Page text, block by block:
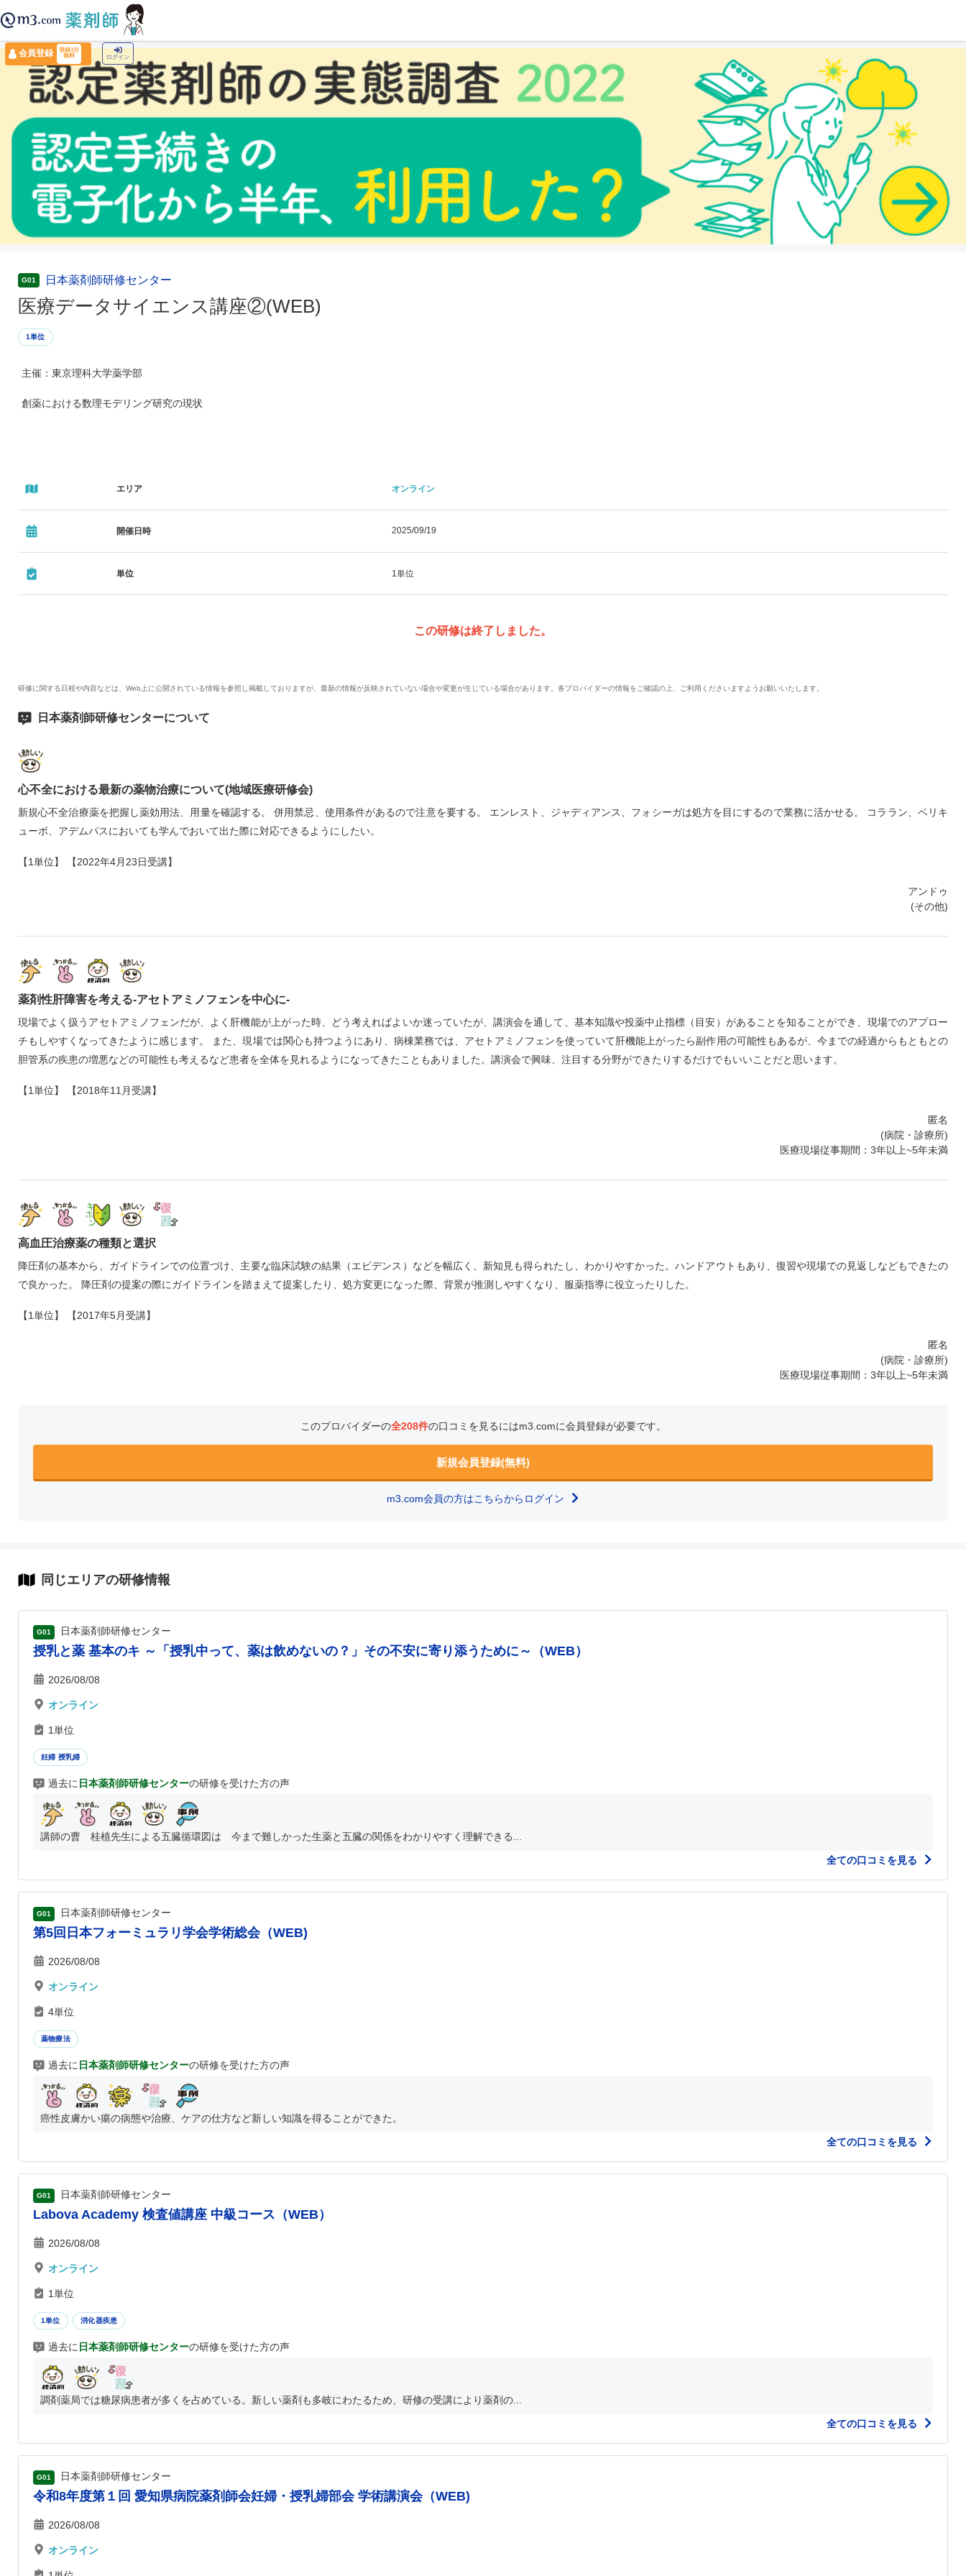
会員登録
登録1分
無料
ログイン
› 医療データサイエンス講座②(WEB)
G01 日本薬剤師研修センター
医療データサイエンス講座②(WEB)
1単位
主催：東京理科大学薬学部
創薬における数理モデリング研究の現状
エリア オンライン
開催日時 2025/09/19
単位 1単位
この研修は終了しました。
研修に関する日程や内容などは、Web上に公開されている情報を参照し掲載しておりますが、最新の情報が反映されていない場合や変更が生じている場合があります。各プロバイダーの情報をご確認の上、ご利用くださいますようお願いいたします。
日本薬剤師研修センターについて
心不全における最新の薬物治療について(地域医療研修会)
新規心不全治療薬を把握し薬効用法、用量を確認する。 併用禁忌、使用条件があるので注意を要する。 エンレスト、ジャディアンス、フォシーガは処方を目にするので業務に活かせる。 コララン、ベリキ
ューボ、アデムパスにおいても学んでおいて出た際に対応できるようにしたい。
【1単位】 【2022年4月23日受講】
アンドゥ
(その他)
薬剤性肝障害を考える‐アセトアミノフェンを中心に‐
現場でよく扱うアセトアミノフェンだが、よく肝機能が上がった時、どう考えればよいか迷っていたが、講演会を通して、基本知識や投薬中止指標（目安）があることを知ることができ、現場でのアプロー
チもしやすくなってきたように感じます。 また、現場では関心も持つようにあり、病棟業務では、アセトアミノフェンを使っていて肝機能上がったら副作用の可能性もあるが、今までの経過からもともとの
胆管系の疾患の増悪などの可能性も考えるなど患者を全体を見れるようになってきたこともありました。講演会で興味、注目する分野ができたりするだけでもいいことだと思います。
【1単位】 【2018年11月受講】
匿名
(病院・診療所)
医療現場従事期間：3年以上~5年未満
高血圧治療薬の種類と選択
降圧剤の基本から、ガイドラインでの位置づけ、主要な臨床試験の結果（エビデンス）などを幅広く、新知見も得られたし、わかりやすかった。ハンドアウトもあり、復習や現場での見返しなどもできたの
で良かった。 降圧剤の提案の際にガイドラインを踏まえて提案したり、処方変更になった際、背景が推測しやすくなり、服薬指導に役立ったりした。
【1単位】 【2017年5月受講】
匿名
(病院・診療所)
医療現場従事期間：3年以上~5年未満
このプロバイダーの全208件の口コミを見るにはm3.comに会員登録が必要です。
新規会員登録(無料)
m3.com会員の方はこちらからログイン
同じエリアの研修情報
G01 日本薬剤師研修センター
授乳と薬 基本のキ ～「授乳中って、薬は飲めないの？」その不安に寄り添うために～（WEB）
2026/08/08
オンライン
1単位
妊婦 授乳婦
過去に 日本薬剤師研修センターの研修を受けた方の声
講師の曹 桂植先生による五臓循環図は 今まで難しかった生薬と五臓の関係をわかりやすく理解できる...
全ての口コミを見る
G01 日本薬剤師研修センター
第5回日本フォーミュラリ学会学術総会（WEB)
2026/08/08
オンライン
4単位
薬物療法
過去に 日本薬剤師研修センターの研修を受けた方の声
癌性皮膚かい瘍の病態や治療、ケアの仕方など新しい知識を得ることができた。
全ての口コミを見る
G01 日本薬剤師研修センター
Labova Academy 検査値講座 中級コース（WEB）
2026/08/08
オンライン
1単位
1単位 消化器疾患
過去に 日本薬剤師研修センターの研修を受けた方の声
調剤薬局では糖尿病患者が多くを占めている。新しい薬剤も多岐にわたるため、研修の受講により薬剤の...
全ての口コミを見る
G01 日本薬剤師研修センター
令和8年度第１回 愛知県病院薬剤師会妊婦・授乳婦部会 学術講演会（WEB)
2026/08/08
オンライン